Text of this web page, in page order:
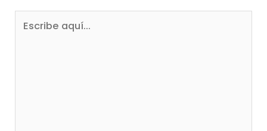
aquí...